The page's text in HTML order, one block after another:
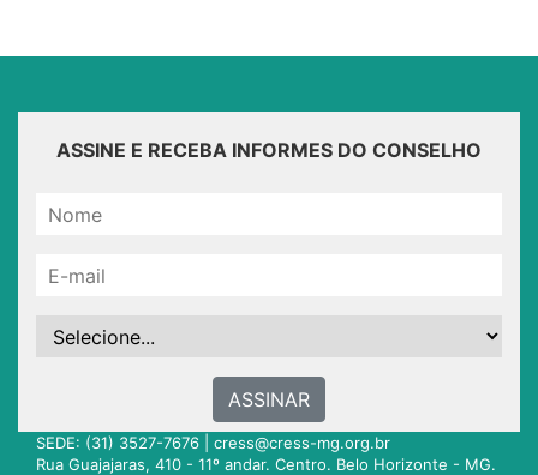
ASSINE E RECEBA INFORMES DO CONSELHO
ASSINAR
SEDE: (31) 3527-7676 | cress@cress-mg.org.br
Rua Guajajaras, 410 - 11º andar. Centro. Belo Horizonte - MG.